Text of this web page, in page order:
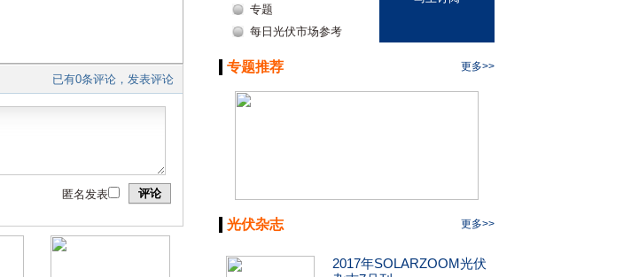
已有0条评论，发表评论
评论
匿名发表
专题
每日光伏市场参考
专题推荐 更多>>
光伏杂志 更多>>
2017年SOLARZOOM光伏